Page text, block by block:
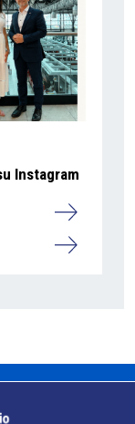
Instagram